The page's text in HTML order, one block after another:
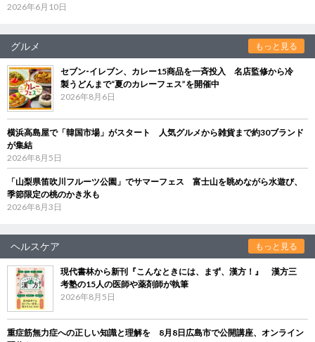
2026年6月10日
グルメ もっと見る
セブン‐イレブン、カレー15商品を一斉投入 名店監修から冷
製うどんまで“夏のカレーフェス”を開催中
2026年8月6日
横浜高島屋で「韓国市場」がスタート 人気グルメから雑貨まで約30ブランド
が集結
2026年8月5日
「山梨県笛吹川フルーツ公園」でサマーフェス 富士山を眺めながら水遊び、
季節限定の桃のかき氷も
2026年8月3日
ヘルスケア もっと見る
現代書林から新刊『こんなときには、まず、漢方！』 漢方三
考塾の15人の医師や薬剤師が執筆
2026年8月5日
重症筋無力症への正しい知識と理解を 8月8日広島市で公開講座、オンライン